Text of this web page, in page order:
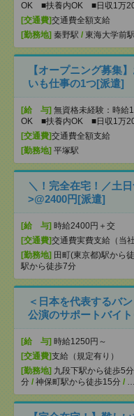
OK ■扶養内OK ■日収1万
[交通費]交通費全額支給
[勤務地] 秦野駅 / 東海大学前駅
【オープニング募集
いも仕事の1つ[派遣]
[給 与] 無資格未経験：時
OK ■扶養内OK ■日収1万
[交通費]交通費全額支給
[勤務地] 平塚駅
＼！完全在宅！／土
>@2400円[派遣]
[給 与] 時給2400円＋交
[交通費]交通費実費支給（当
[勤務地] 田町(東京都)駅から
駅から徒歩7分
＜日本を代表するバ
公演のサポートバイ
[給 与] 時給1250円～
[交通費]支給（規定有り）
[勤務地] 九段下駅から徒歩5分
分 / 神保町駅から徒歩15分 / …